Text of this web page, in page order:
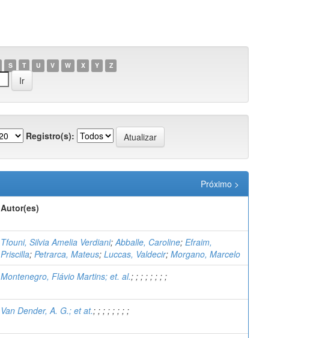
S T U V W X Y Z
Registro(s):
Próximo >
Autor(es)
Tfouni, Silvia Amelia Verdiani;Abballe, Caroline; Efraim,
Priscilla; Petrarca, Mateus; Luccas, Valdecir; Morgano, Marcelo
Montenegro, Flávio Martins; et. al.; ; ; ; ; ; ; ;
Van Dender, A. G.; et at.; ; ; ; ; ; ; ;